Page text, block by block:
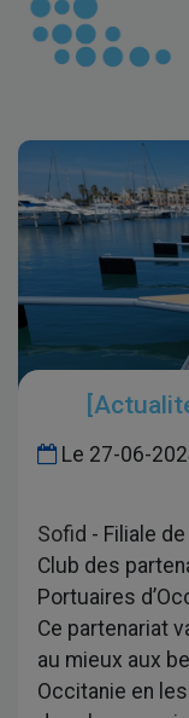
Le 27-06-
Sofid - Filiale de
Club des
Portuaires
Ce partenariat
au mieux aux
Occitanie en